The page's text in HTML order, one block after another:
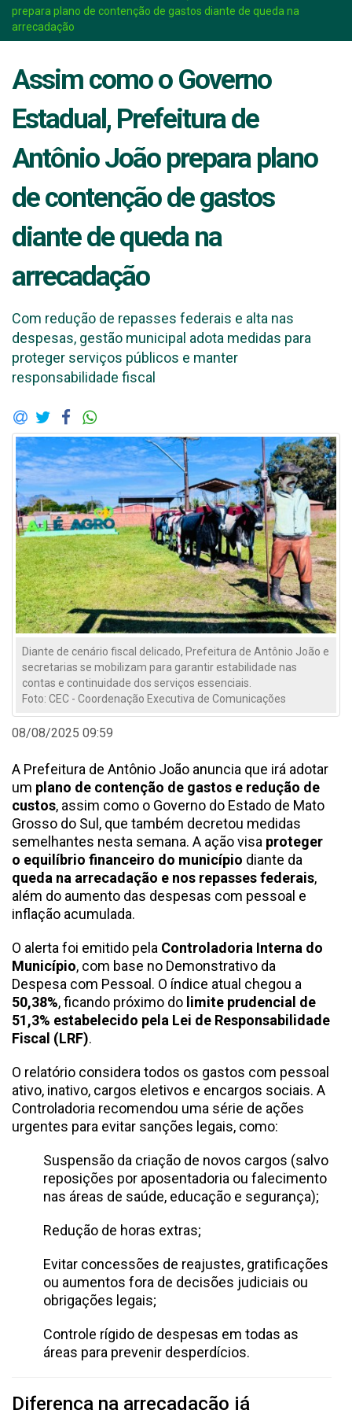
prepara plano de contenção de gastos diante de queda na
arrecadação
Assim como o Governo
Estadual, Prefeitura de
Antônio João prepara plano
de contenção de gastos
diante de queda na
arrecadação
Com redução de repasses federais e alta nas
despesas, gestão municipal adota medidas para
proteger serviços públicos e manter
responsabilidade fiscal
Diante de cenário fiscal delicado, Prefeitura de Antônio João e
secretarias se mobilizam para garantir estabilidade nas
contas e continuidade dos serviços essenciais.
Foto: CEC - Coordenação Executiva de Comunicações
08/08/2025 09:59
A Prefeitura de Antônio João anuncia que irá adotar
um plano de contenção de gastos e redução de
custos, assim como o Governo do Estado de Mato
Grosso do Sul, que também decretou medidas
semelhantes nesta semana. A ação visa proteger
o equilíbrio financeiro do município diante da
queda na arrecadação e nos repasses federais,
além do aumento das despesas com pessoal e
inflação acumulada.
O alerta foi emitido pela Controladoria Interna do
Município, com base no Demonstrativo da
Despesa com Pessoal. O índice atual chegou a
50,38%, ficando próximo do limite prudencial de
51,3% estabelecido pela Lei de Responsabilidade
Fiscal (LRF).
O relatório considera todos os gastos com pessoal
ativo, inativo, cargos eletivos e encargos sociais. A
Controladoria recomendou uma série de ações
urgentes para evitar sanções legais, como:
Suspensão da criação de novos cargos (salvo
reposições por aposentadoria ou falecimento
nas áreas de saúde, educação e segurança);
Redução de horas extras;
Evitar concessões de reajustes, gratificações
ou aumentos fora de decisões judiciais ou
obrigações legais;
Controle rígido de despesas em todas as
áreas para prevenir desperdícios.
Diferença na arrecadação já